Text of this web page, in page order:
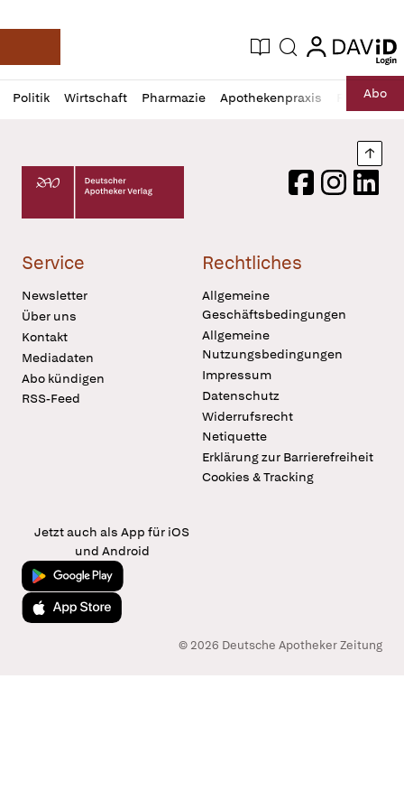
Deutsche Apotheker Zeitung
Aktuelle Ausgabe
Suche login
login
Politik Wirtschaft Pharmazie Apothekenpraxis RechtAbo
Profil
öffnen
Daz
Pur
Deutscher Apotheker Verlag Logo
FacebookInstagram
Service
Newsletter
Über uns
Kontakt
Mediadaten
Abo kündigen
RSS-Feed
Rechtliches
Allgemeine
Geschäftsbedingungen
Allgemeine
Nutzungsbedingungen
Impressum
Datenschutz
Widerrufsrecht
Netiquette
Erklärung zur Barrierefreiheit
Cookies & Tracking
Jetzt auch als App für iOS
und Android
Jetzt bei Google Play
Laden im App Store
© 2026 Deutsche Apotheker Zeitung